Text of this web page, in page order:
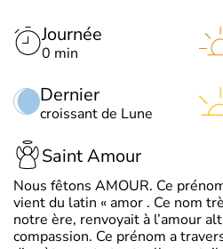
Journée
0 min
Dernier
croissant de Lune
Saint Amour
Nous fêtons AMOUR. Ce
vient du latin « amor . Ce nom
notre ère, renvoyait à l’amour
compassion. Ce prénom a